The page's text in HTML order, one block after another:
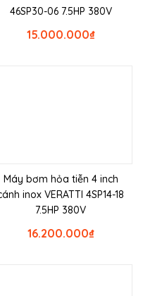
46SP30-06 7.5HP 380V
₫
15.000.000
Máy bơm hỏa tiễn 4 inch
inox VERATTI 4SP14-18
7.5HP 380V
₫
16.200.000